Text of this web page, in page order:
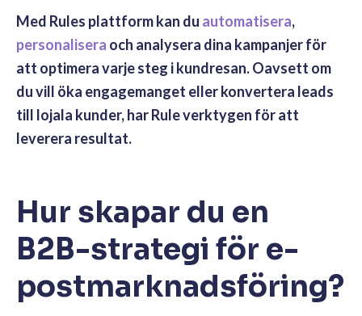
Med Rules plattform kan du automatisera,
personalisera och analysera dina kampanjer för
att optimera varje steg i kundresan. Oavsett om
du vill öka engagemanget eller konvertera leads
till lojala kunder, har Rule verktygen för att
leverera resultat.
Hur skapar du en
B2B-strategi för e-
postmarknadsföring?